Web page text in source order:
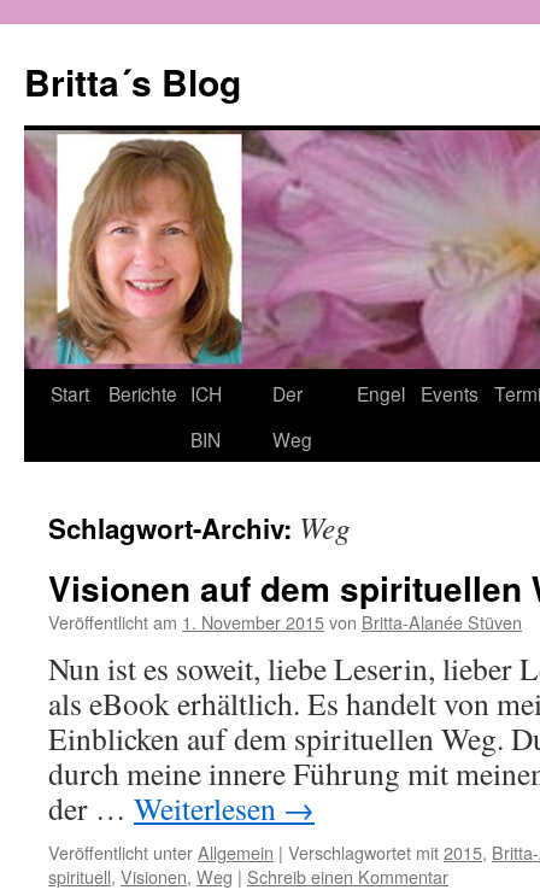
springen
Britta´s Blog
Start Berichte ICH
BIN
Der
Weg
Engel Events
Schlagwort-Archiv: Weg
Visionen auf dem spirituellen
Veröffentlicht am 1. November 2015von Britta-Alanée Stüven
Nun ist es soweit, liebe Leserin, lieber
als eBook erhältlich. Es handelt von
Einblicken auf dem spirituellen Weg.
durch meine innere Führung mit
der … Weiterlesen →
Veröffentlicht unterAllgemein | Verschlagwortet mit2015,
spirituell, Visionen, Weg | Schreib einen Kommentar